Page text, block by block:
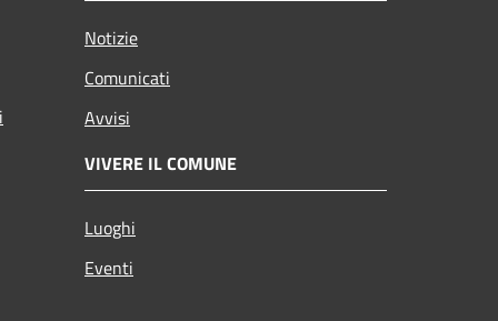
Notizie
Comunicati
Avvisi
VIVERE IL COMUNE
Luoghi
Eventi